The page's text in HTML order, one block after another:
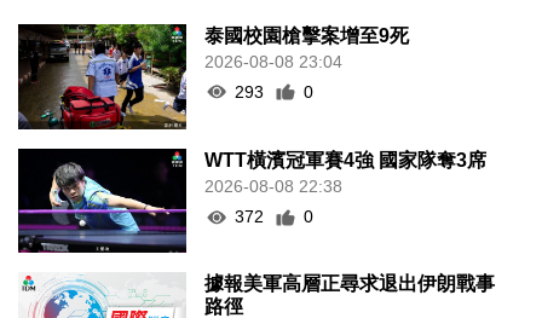
泰國校園槍擊案增至9死
2026-08-08 23:04
293
0
WTT橫濱冠軍賽4強 國家隊奪3席
2026-08-08 22:38
372
0
據報美軍高層正尋求退出伊朗戰事
路徑